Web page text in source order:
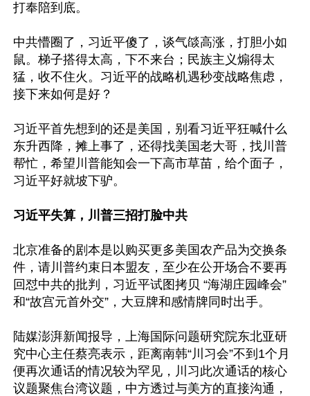
打奉陪到底。
中共懵圈了，习近平傻了，谈气燄高涨，打胆小如
鼠。梯子搭得太高，下不来台；民族主义煽得太
猛，收不住火。习近平的战略机遇秒变战略焦虑，
接下来如何是好？
习近平首先想到的还是美国，别看习近平狂喊什么
东升西降，摊上事了，还得找美国老大哥，找川普
帮忙，希望川普能知会一下高市草苗，给个面子，
习近平好就坡下驴。
习近平失算，川普三招打脸中共
北京准备的剧本是以购买更多美国农产品为交换条
件，请川普约束日本盟友，至少在公开场合不要再
回怼中共的批判，习近平试图拷贝 “海湖庄园峰会”
和“故宫元首外交”，大豆牌和感情牌同时出手。
陆媒澎湃新闻报导，上海国际问题研究院东北亚研
究中心主任蔡亮表示，距离南韩“川习会”不到1个月
便再次通话的情况较为罕见，川习此次通话的核心
议题聚焦台湾议题，中方透过与美方的直接沟通，